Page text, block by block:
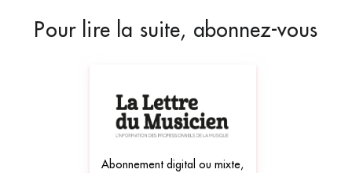
Pour lire la suite, abonnez-vous
Abonnement digital ou mixte,